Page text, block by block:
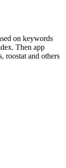
on keywords
Then app
roostat and others